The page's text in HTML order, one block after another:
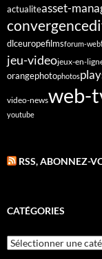
actualiteasset-
convergence
dlceuropefilmsforum-web
jeu-videojeux-en-
orangephotophotos
video-newsweb-
youtube
RSS, ABONNEZ-
CATÉGORIES
Catégories